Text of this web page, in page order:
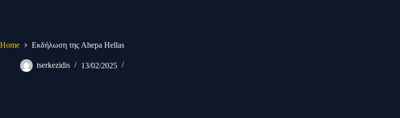
Home Εκδήλωση της Ahepa Hellas
tserkezidis 13/02/2025